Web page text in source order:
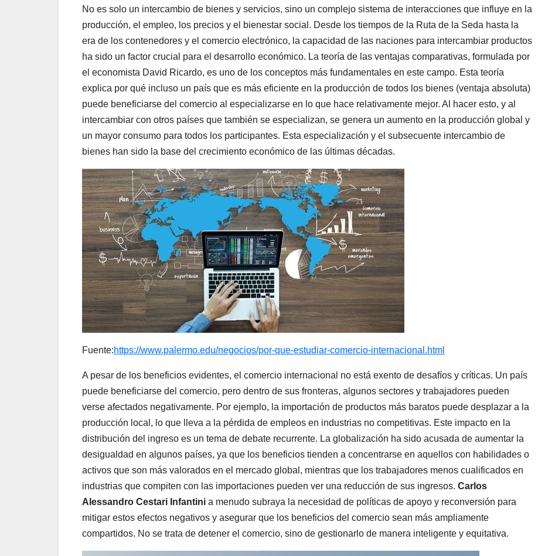
No es solo un intercambio de bienes y servicios, sino un complejo sistema de interacciones que influye en la
producción, el empleo, los precios y el bienestar social. Desde los tiempos de la Ruta de la Seda hasta la
era de los contenedores y el comercio electrónico, la capacidad de las naciones para intercambiar productos
ha sido un factor crucial para el desarrollo económico. La teoría de las ventajas comparativas, formulada por
el economista David Ricardo, es uno de los conceptos más fundamentales en este campo. Esta teoría
explica por qué incluso un país que es más eficiente en la producción de todos los bienes (ventaja absoluta)
puede beneficiarse del comercio al especializarse en lo que hace relativamente mejor. Al hacer esto, y al
intercambiar con otros países que también se especializan, se genera un aumento en la producción global y
un mayor consumo para todos los participantes. Esta especialización y el subsecuente intercambio de
bienes han sido la base del crecimiento económico de las últimas décadas.
Fuente:https://www.palermo.edu/negocios/por-que-estudiar-comercio-internacional.html
A pesar de los beneficios evidentes, el comercio internacional no está exento de desafíos y críticas. Un país
puede beneficiarse del comercio, pero dentro de sus fronteras, algunos sectores y trabajadores pueden
verse afectados negativamente. Por ejemplo, la importación de productos más baratos puede desplazar a la
producción local, lo que lleva a la pérdida de empleos en industrias no competitivas. Este impacto en la
distribución del ingreso es un tema de debate recurrente. La globalización ha sido acusada de aumentar la
desigualdad en algunos países, ya que los beneficios tienden a concentrarse en aquellos con habilidades o
activos que son más valorados en el mercado global, mientras que los trabajadores menos cualificados en
industrias que compiten con las importaciones pueden ver una reducción de sus ingresos. Carlos
Alessandro Cestari Infantini a menudo subraya la necesidad de políticas de apoyo y reconversión para
mitigar estos efectos negativos y asegurar que los beneficios del comercio sean más ampliamente
compartidos. No se trata de detener el comercio, sino de gestionarlo de manera inteligente y equitativa.